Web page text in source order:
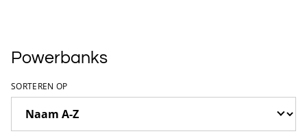
Powerbanks
SORTEREN OP